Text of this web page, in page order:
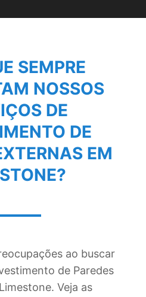
SEMPRE
NOSSOS
DE
DE
EM
?
ao buscar
de Paredes
Veja as